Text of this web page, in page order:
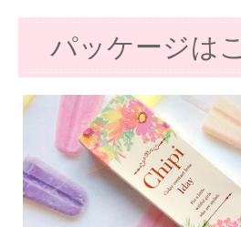
パッケージは